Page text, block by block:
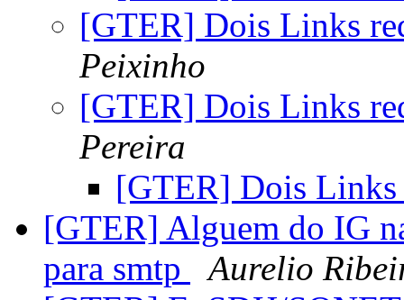
[GTER] Dois Links
Peixinho
[GTER] Dois Links
Pereira
[GTER] Dois Links
[GTER] Alguem do IG
para smtp
Aurelio